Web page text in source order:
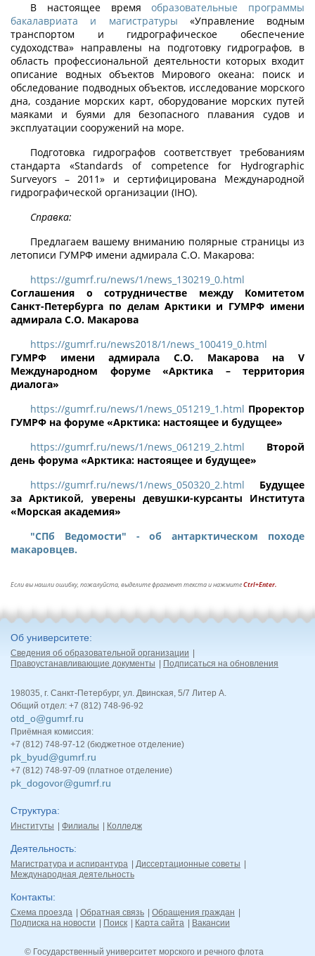
В настоящее время образовательные программы
бакалавриата и магистратуры «Управление водным
транспортом и гидрографическое обеспечение
судоходства» направлены на подготовку гидрографов, в
область профессиональной деятельности которых входит
описание водных объектов Мирового океана: поиск и
обследование подводных объектов, исследование морского
дна, создание морских карт, оборудование морских путей
маяками и буями для безопасного плавания судов и
эксплуатации сооружений на море.
Подготовка гидрографов соответствует требованиям
стандарта «Standards of competence for Hydrographic
Surveyors – 2011» и сертифицирована Международной
гидрографической организации (IHO).
Справка:
Предлагаем вашему вниманию полярные страницы из
летописи ГУМРФ имени адмирала С.О. Макарова:
https://gumrf.ru/news/1/news_130219_0.html
Соглашения о сотрудничестве между Комитетом
Санкт-Петербурга по делам Арктики и ГУМРФ имени
адмирала С.О. Макарова
https://gumrf.ru/news2018/1/news_100419_0.html
ГУМРФ имени адмирала С.О. Макарова на V
Международном форуме «Арктика – территория
диалога»
https://gumrf.ru/news/1/news_051219_1.html Проректор
ГУМРФ на форуме «Арктика: настоящее и будущее»
https://gumrf.ru/news/1/news_061219_2.html
Второй
день форума «Арктика: настоящее и будущее»
https://gumrf.ru/news/1/news_050320_2.html
Будущее
за Арктикой, уверены девушки-курсанты Института
«Морская академия»
"СПб Ведомости" - об антарктическом походе
макаровцев.
Если вы нашли ошибку, пожалуйста, выделите фрагмент текста и нажмитеCtrl+Enter.
Об университете
Сведения об образовательной организации
Правоустанавливающие документы
Подписаться на обновления
198035, г. Санкт-Петербург, ул. Двинская, 5/7 Литер А.
Общий отдел: +7 (812) 748-96-92
otd_o@gumrf.ru
Приёмная комиссия:
+7 (812) 748-97-12 (бюджетное отделение)
pk_byud@gumrf.ru
+7 (812) 748-97-09 (платное отделение)
pk_dogovor@gumrf.ru
Структура
Институты Филиалы Колледж
Деятельность
Магистратура и аспирантура
Диссертационные советы
Международная деятельность
Контакты
Схема проезда Обратная связь
Обращения граждан
Подписка на новости
Поиск Карта сайта Вакансии
© Государственный университет морского и речного флота